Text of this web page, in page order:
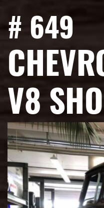
# 649
V8